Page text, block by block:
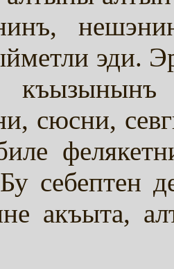
эди.
сюсни,
себептен
акъыта,